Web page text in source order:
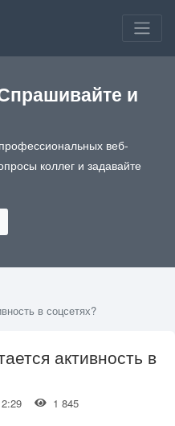
и
веб-
коллег и задавайте
в соцсетях?
активность в
1 845